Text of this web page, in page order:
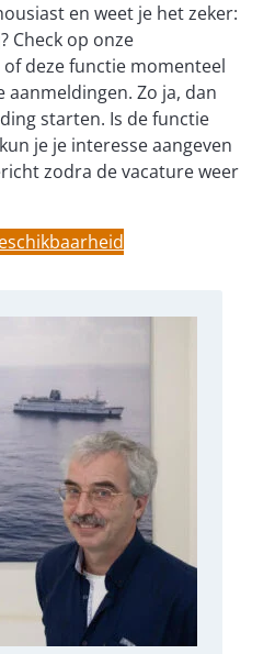
en weet je het zeker:
Check op onze
deze functie momenteel
Zo ja, dan
starten. Is de functie
je je interesse aangeven
zodra de vacature weer